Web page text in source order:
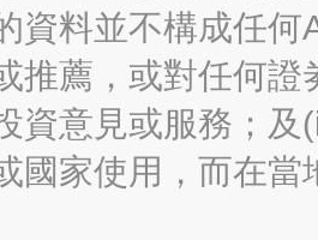
資料並不構成任
推薦，或對任何
資意見或服務；
國家使用，而在